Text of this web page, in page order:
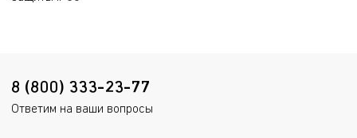
8 (800) 333-23-77
Ответим на ваши вопросы